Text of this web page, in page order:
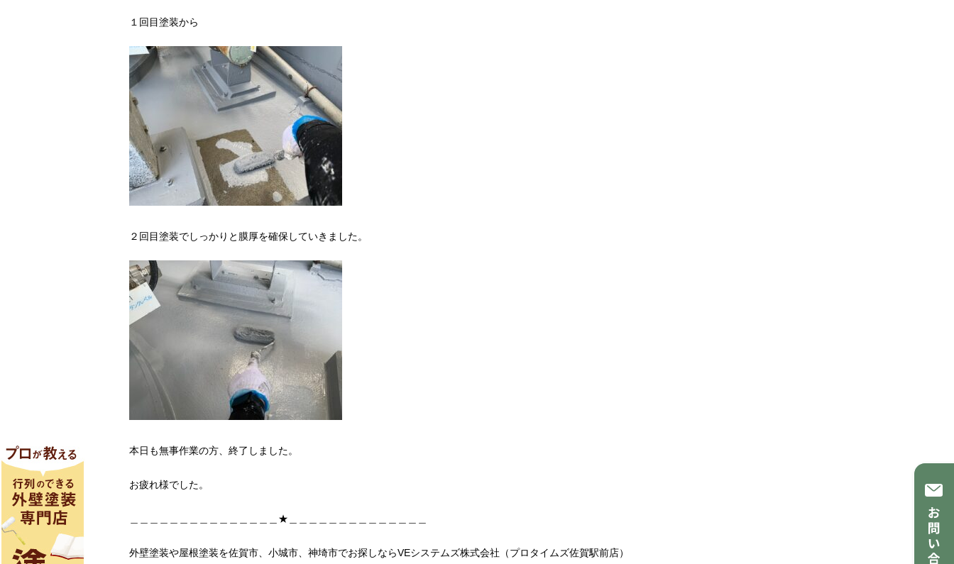
１回目塗装から
２回目塗装でしっかりと膜厚を確保していきました。
本日も無事作業の方、終了しました。
お疲れ様でした。
＿＿＿＿＿＿＿＿＿＿＿＿＿＿＿★＿＿＿＿＿＿＿＿＿＿＿＿＿＿
外壁塗装や屋根塗装を佐賀市、小城市、神埼市でお探しならVEシステムズ株式会社（プロタイムズ佐賀駅前店）